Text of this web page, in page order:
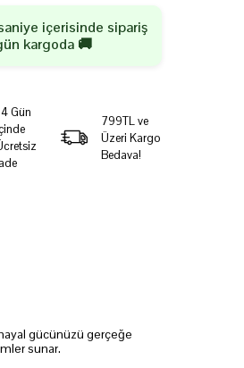
içerisinde sipariş
kargoda 🚚
Gün
799TL ve
Üzeri Kargo
Bedava!
gücünüzü gerçeğe
sunar.